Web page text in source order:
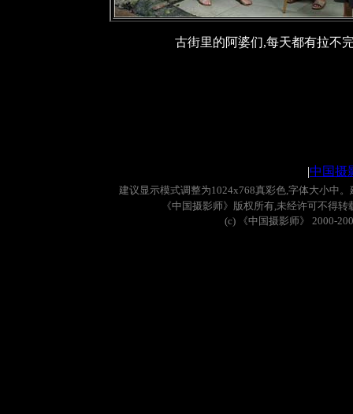
古街里的阿婆们,每天都有拉不
|中国摄
建议显示模式调整为1024x768真彩色,字体大小中。
《中国摄影师》版权所有,未经许可不得转
(c)
《中国摄影师》 2000-200